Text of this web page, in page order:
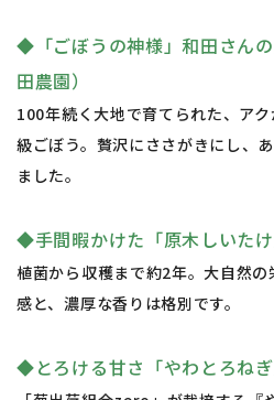
◆「ごぼうの神様」和田さん
田農園）
100年続く大地で育てられた、ア
級ごぼう。贅沢にささがきにし、
ました。
◆手間暇かけた「原木しいたけ
植菌から収穫まで約2年。大自然
感と、濃厚な香りは格別です。
◆とろける甘さ「やわとろねぎ